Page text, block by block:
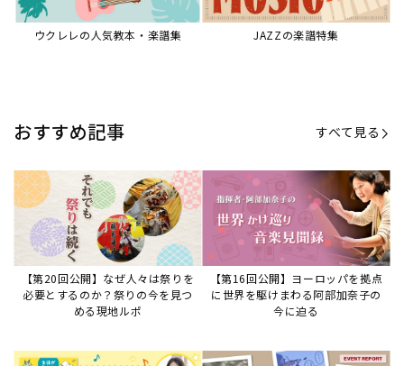
「できた！」があふれる！『生徒
指導の教科書』
イブ＆トークレポート
ード活用術